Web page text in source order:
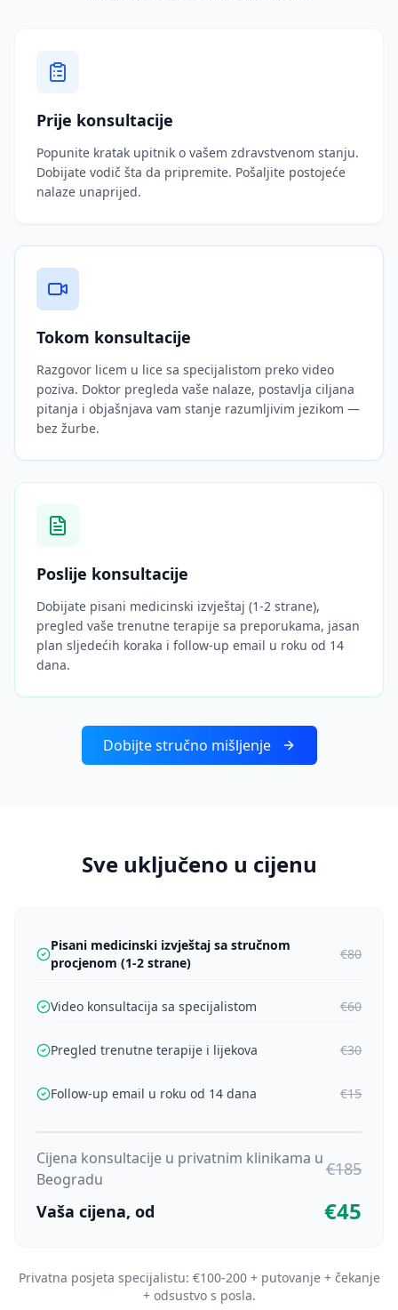
Prije konsultacije
Popunite kratak upitnik o vašem zdravstvenom stanju.
Dobijate vodič šta da pripremite. Pošaljite postojeće
nalaze unaprijed.
Tokom konsultacije
Razgovor licem u lice sa specijalistom preko video
poziva. Doktor pregleda vaše nalaze, postavlja ciljana
pitanja i objašnjava vam stanje razumljivim jezikom —
bez žurbe.
Poslije konsultacije
Dobijate pisani medicinski izvještaj (1-2 strane),
pregled vaše trenutne terapije sa preporukama, jasan
plan sljedećih koraka i follow-up email u roku od 14
dana.
Dobijte stručno mišljenje
Sve uključeno u cijenu
Pisani medicinski izvještaj sa stručnom
procjenom (1-2 strane)
€80
Video konsultacija sa specijalistom €60
Pregled trenutne terapije i lijekova €30
Follow-up email u roku od 14 dana €15
Cijena konsultacije u privatnim klinikama u
Beogradu
€185
Vaša cijena, od
€45
Privatna posjeta specijalistu: €100-200 + putovanje + čekanje
+ odsustvo s posla.